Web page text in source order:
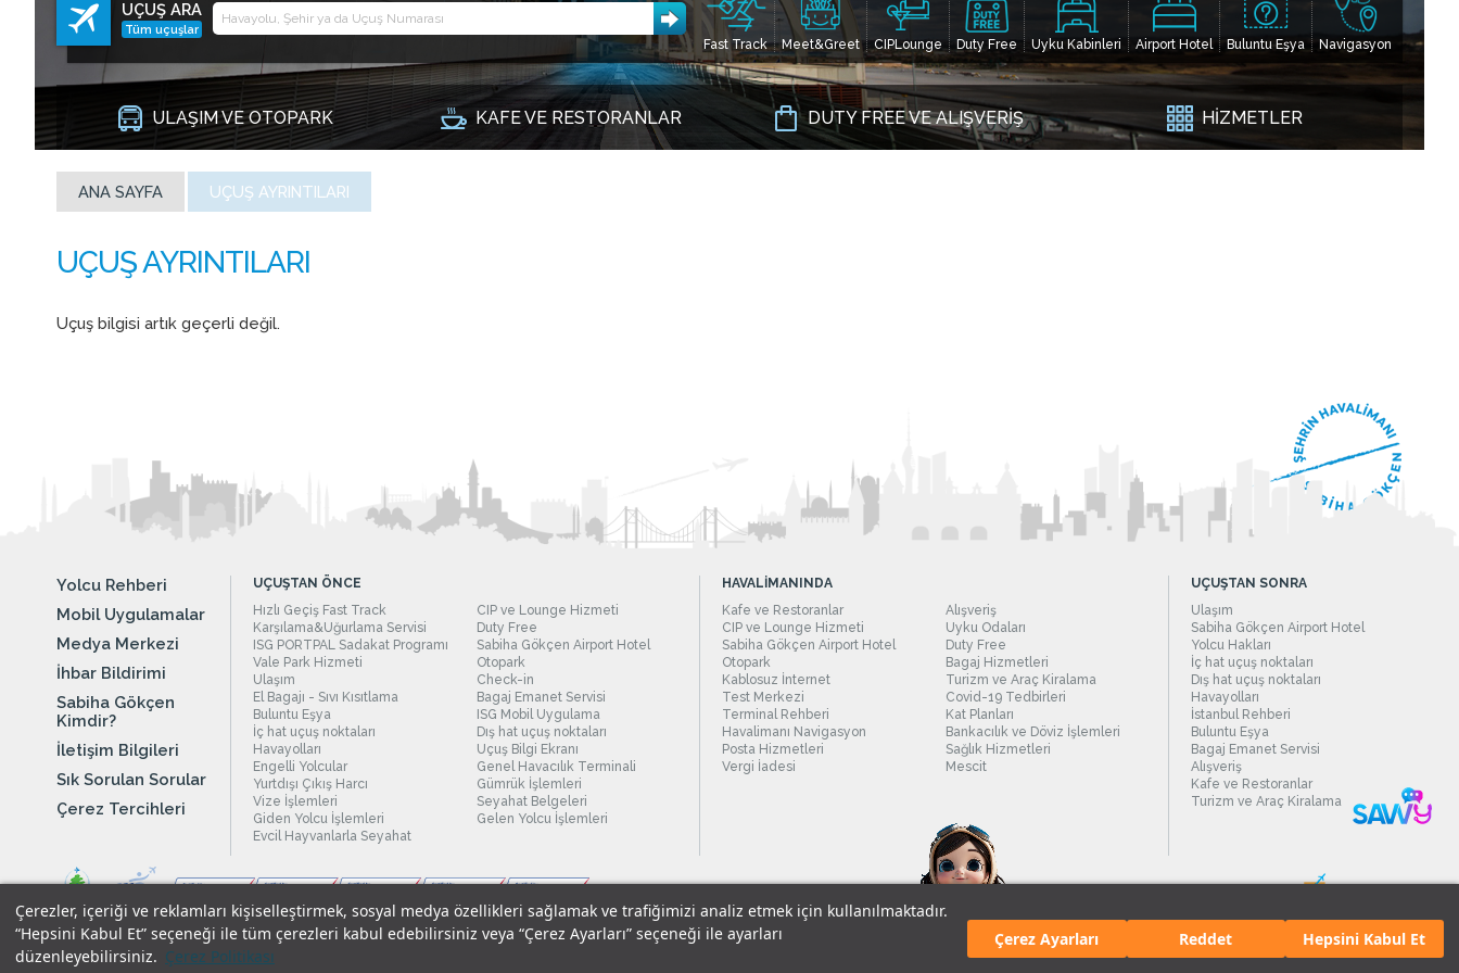
Çerezler, içeriği ve reklamları kişiselleştirmek, sosyal medya özellikleri sağlamak ve trafiğimizi analiz etmek için kullanılmaktadır.
“Hepsini Kabul Et” seçeneği ile tüm çerezleri kabul edebilirsiniz veya “Çerez Ayarları” seçeneği ile ayarları
düzenleyebilirsiniz. Çerez Politikası
Çerez Ayarları Reddet Hepsini Kabul Et
UÇUŞ ARA
Tüm uçuşlar
Fast Track Meet&Greet CIPLounge Duty Free Uyku Kabinleri Airport Hotel Buluntu Eşya Navigasyon
ULAŞIM VE OTOPARK KAFE VE RESTORANLAR DUTY FREE VE ALIŞVERİŞ HİZMETLER
ANA SAYFA UÇUŞ AYRINTILARI
Uçuş bilgisi artık geçerli değil.
Yolcu Rehberi
Mobil Uygulamalar
Medya Merkezi
İhbar Bildirimi
Sabiha Gökçen
Kimdir?
İletişim Bilgileri
Sık Sorulan Sorular
Çerez Tercihleri
UÇUŞTAN ÖNCE
Hızlı Geçiş Fast Track
CIP ve Lounge Hizmeti
Karşılama&Uğurlama Servisi
Duty Free
ISG PORTPAL Sadakat Programı
Sabiha Gökçen Airport Hotel
Vale Park Hizmeti
Otopark
Ulaşım
Check-in
El Bagajı - Sıvı Kısıtlama
Bagaj Emanet Servisi
Buluntu Eşya
ISG Mobil Uygulama
İç hat uçuş noktaları
Dış hat uçuş noktaları
Havayolları
Uçuş Bilgi Ekranı
Engelli Yolcular
Genel Havacılık Terminali
Yurtdışı Çıkış Harcı
Gümrük İşlemleri
Vize İşlemleri
Seyahat Belgeleri
Giden Yolcu İşlemleri
Gelen Yolcu İşlemleri
Evcil Hayvanlarla Seyahat
HAVALİMANINDA
Kafe ve Restoranlar
Alışveriş
CIP ve Lounge Hizmeti
Uyku Odaları
Sabiha Gökçen Airport Hotel
Duty Free
Otopark
Bagaj Hizmetleri
Kablosuz İnternet
Turizm ve Araç Kiralama
Test Merkezi
Covid-19 Tedbirleri
Terminal Rehberi
Kat Planları
Havalimanı Navigasyon
Bankacılık ve Döviz İşlemleri
Posta Hizmetleri
Sağlık Hizmetleri
Vergi İadesi
Mescit
UÇUŞTAN SONRA
Ulaşım
Sabiha Gökçen Airport Hotel
Yolcu Hakları
İç hat uçuş noktaları
Dış hat uçuş noktaları
Havayolları
İstanbul Rehberi
Buluntu Eşya
Bagaj Emanet Servisi
Alışveriş
Kafe ve Restoranlar
Turizm ve Araç Kiralama
Yasal Uyarılar Çerez Politikamız